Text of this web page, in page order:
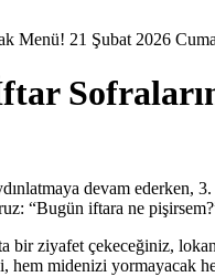
Menü! 21 Şubat 2026
devam ederken,
“Bugün iftara ne
ziyafet çekeceğiniz,
hem midenizi yormayacak